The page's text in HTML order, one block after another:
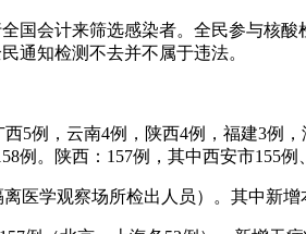
国会计来筛选感染者。全民参与核
通知检测不去并不属于违法。
5例，云南4例，陕西4例，福建3
。陕西：157例，其中西安市155例
医学观察场所检出人员）。其中新